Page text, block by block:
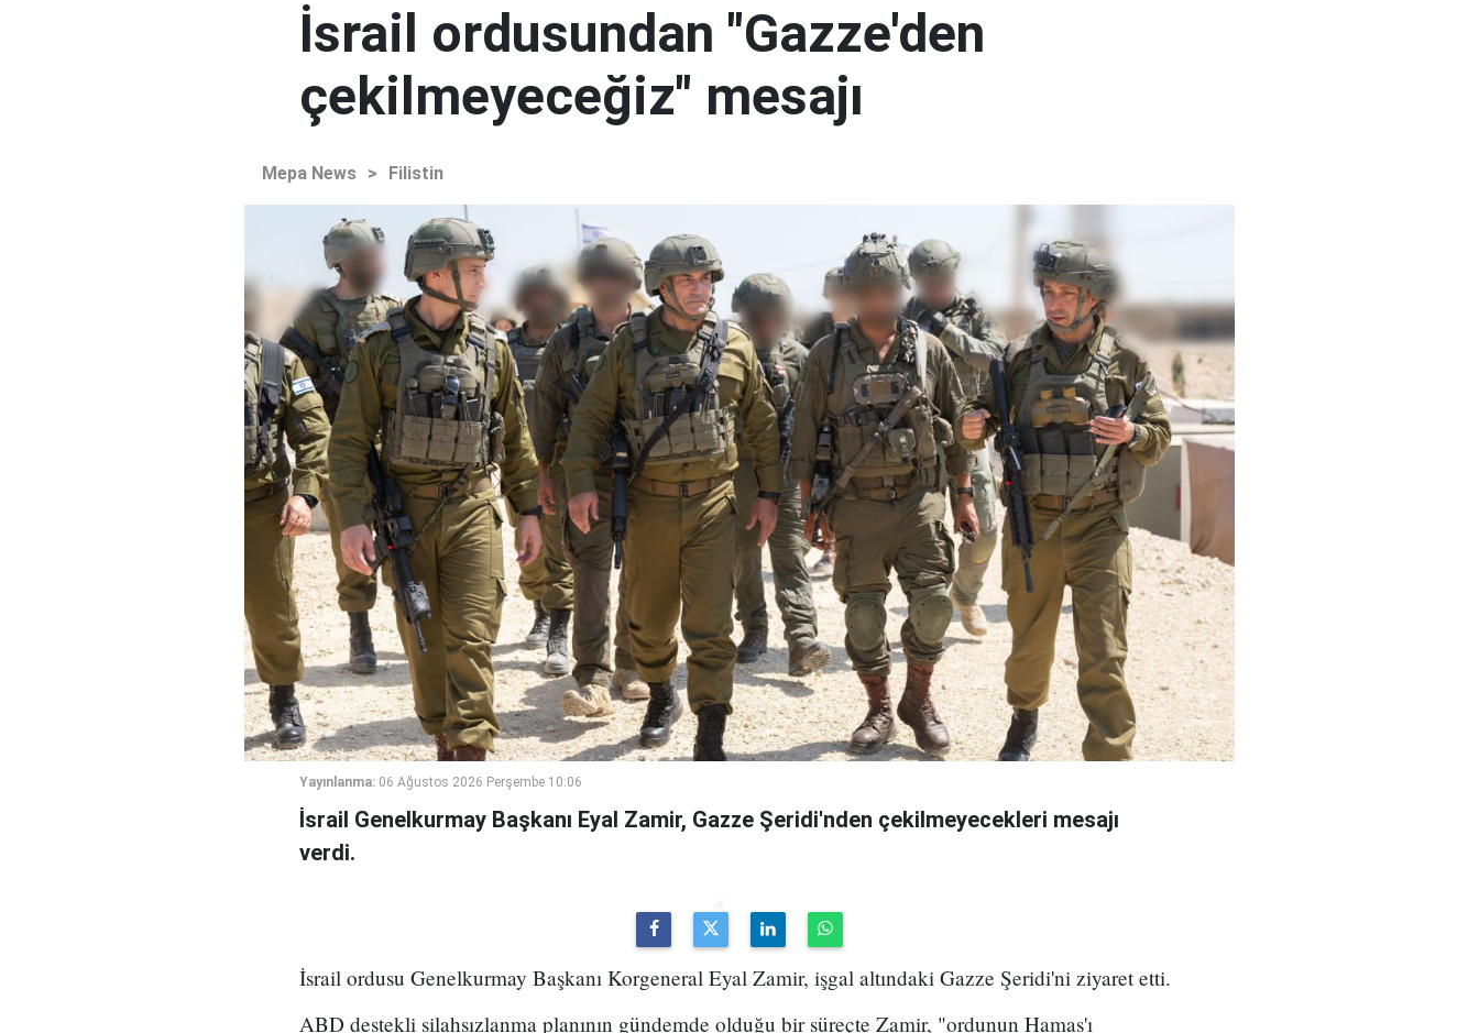
İsrail ordusundan "Gazze'den
çekilmeyeceğiz" mesajı
Mepa News > Filistin
Yayınlanma: 06 Ağustos 2026 Perşembe 10:06
İsrail Genelkurmay Başkanı Eyal Zamir, Gazze Şeridi'nden çekilmeyecekleri mesajı
verdi.
İsrail ordusu Genelkurmay Başkanı Korgeneral Eyal Zamir, işgal altındaki Gazze Şeridi'ni ziyaret etti.
ABD destekli silahsızlanma planının gündemde olduğu bir süreçte Zamir, "ordunun Hamas'ı